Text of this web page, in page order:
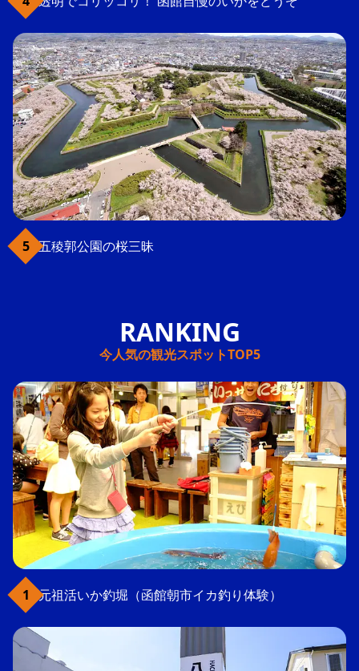
五稜郭公園の桜三昧
今人気の観光スポットTOP5
元祖活いか釣堀（函館朝市イカ釣り体験）